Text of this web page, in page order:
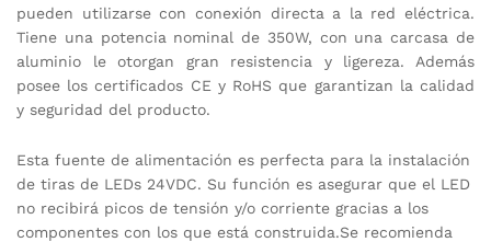
pueden utilizarse con conexión directa a la red eléctrica.
Tiene una potencia nominal de 350W, con una carcasa de
aluminio le otorgan gran resistencia y ligereza. Además
posee los certificados CE y RoHS que garantizan la calidad
y seguridad del producto.
Esta fuente de alimentación es perfecta para la instalación
de tiras de LEDs 24VDC. Su función es asegurar que el LED
no recibirá picos de tensión y/o corriente gracias a los
componentes con los que está construida.Se recomienda